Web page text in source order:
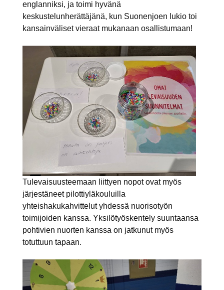
englanniksi, ja toimi hyvänä
keskustelunherättäjänä, kun Suonenjoen lukio toi
kansainväliset vieraat mukanaan osallistumaan!
Tulevaisuusteemaan liittyen nopot ovat myös
järjestäneet pilottiyläkouluilla
yhteishakukahvittelut yhdessä nuorisotyön
toimijoiden kanssa. Yksilötyöskentely suuntaansa
pohtivien nuorten kanssa on jatkunut myös
totuttuun tapaan.